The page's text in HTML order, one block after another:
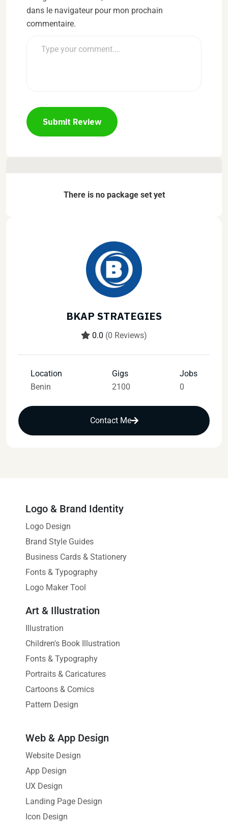
dans le navigateur pour mon prochain
commentaire.
Submit Review
There is no package set yet
BKAP STRATEGIES
0.0 (0 Reviews)
Location
Benin
Gigs
2100
Jobs
0
Contact Me
Logo & Brand Identity
Logo Design
Brand Style Guides
Business Cards & Stationery
Fonts & Typography
Logo Maker Tool
Art & Illustration
Illustration
Children's Book Illustration
Fonts & Typography
Portraits & Caricatures
Cartoons & Comics
Pattern Design
Web & App Design
Website Design
App Design
UX Design
Landing Page Design
Icon Design